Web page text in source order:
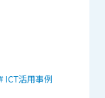
ICT活用事例